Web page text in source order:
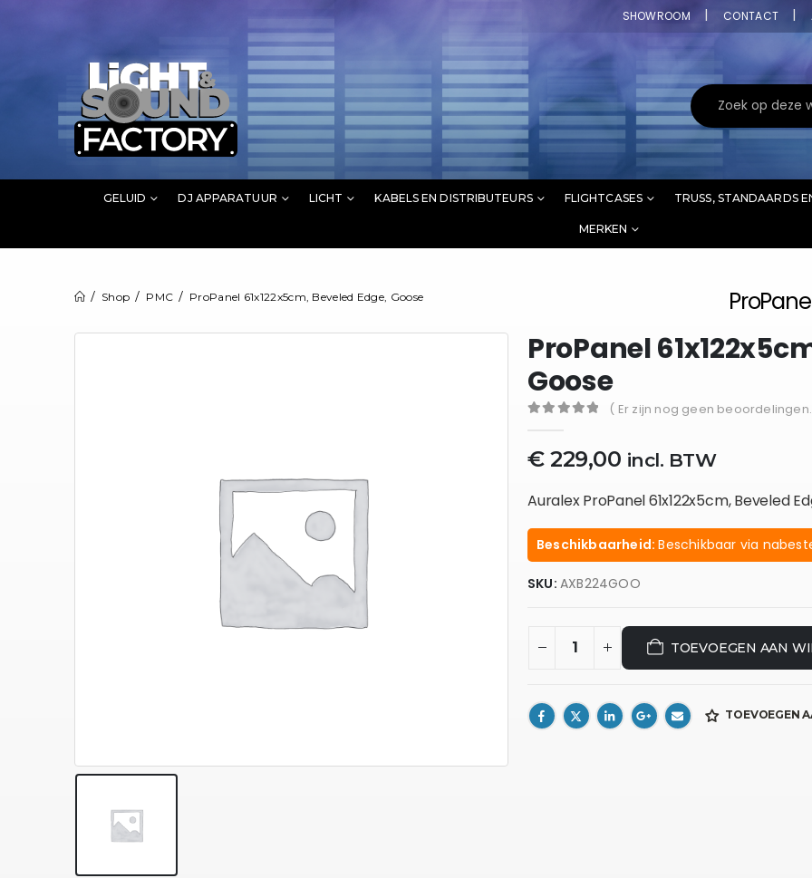
SHOWROOM CONTACT
GELUID DJ APPARATUUR LICHT KABELS EN DISTRIBUTEURS FLIGHTCASES TRUSS, STANDAARDS
MERKEN
Shop PMC ProPanel 61x122x5cm, Beveled Edge, Goose
ProPanel
Goose
( Er zijn nog geen
€229,00 incl. BTW
Auralex ProPanel 61x122x5cm, Beveled
Beschikbaarheid:Beschikbaar via
SKU: AXB224GOO
TOEVOEGEN AAN
TOEVOEGEN